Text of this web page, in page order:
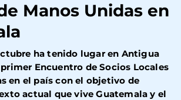
Manos Unidas en
ha tenido lugar en Antigua
Encuentro de Socios Locales
en el país con el objetivo de
actual que vive Guatemala y el